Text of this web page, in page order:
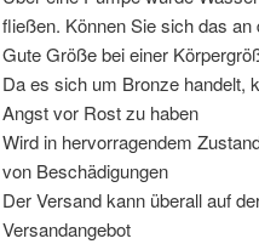
fließen. Können Sie sich das
Gute Größe bei einer
Da es sich um Bronze handelt,
Angst vor Rost zu haben
Wird in hervorragendem
von Beschädigungen
Der Versand kann überall auf
Versandangebot